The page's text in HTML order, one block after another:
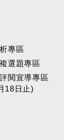
專區
選題專區
閱宣導專區
18日止)